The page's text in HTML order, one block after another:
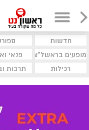
חדשות
מופעים בראשל"צ
פנאי
רכילות
תרבות